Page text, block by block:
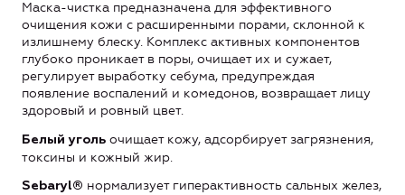
Маска-чистка предназначена для эффективного
очищения кожи с расширенными порами, склонной к
излишнему блеску. Комплекс активных компонентов
глубоко проникает в поры, очищает их и сужает,
регулирует выработку себума, предупреждая
появление воспалений и комедонов, возвращает лицу
здоровый и ровный цвет.
Белый уголь очищает кожу, адсорбирует загрязнения,
токсины и кожный жир.
Sebaryl® нормализует гиперактивность сальных желез,